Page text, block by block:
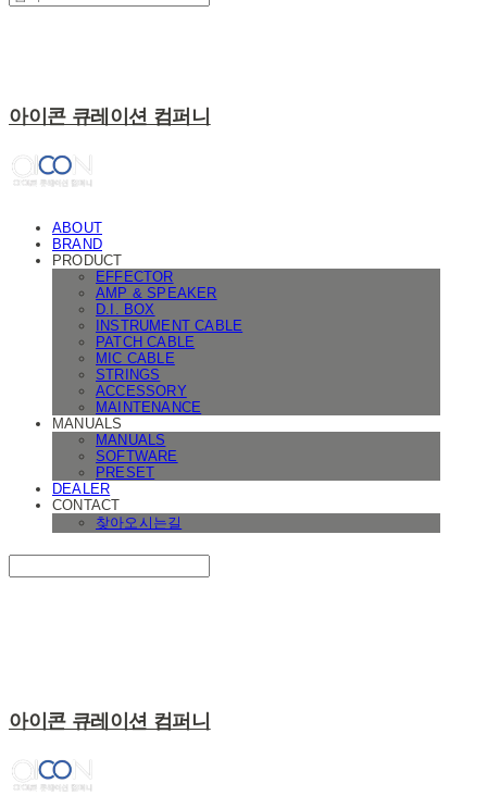
아이콘 큐레이션 컴퍼니
ABOUT
BRAND
PRODUCT
EFFECTOR
AMP & SPEAKER
D.I. BOX
INSTRUMENT CABLE
PATCH CABLE
MIC CABLE
STRINGS
ACCESSORY
MAINTENANCE
MANUALS
MANUALS
SOFTWARE
PRESET
DEALER
CONTACT
찾아오시는길
아이콘 큐레이션 컴퍼니